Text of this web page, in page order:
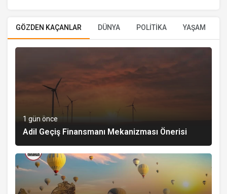
GÖZDEN KAÇANLAR DÜNYA POLİTİKA YAŞAM
1 gün önce
Adil Geçiş Finansmanı Mekanizması Önerisi